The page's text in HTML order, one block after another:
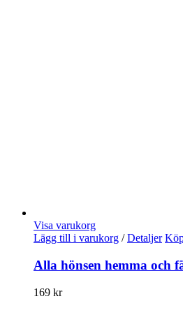
Visa varukorg
Lägg till i varukorg / Detaljer
Alla hönsen hemma och
169 kr